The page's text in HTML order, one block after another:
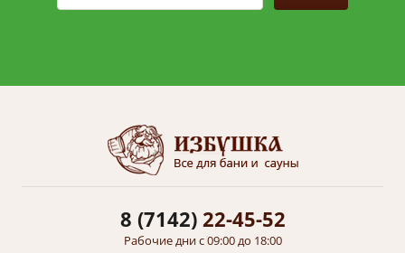
8 (7142)22-45-52
Рабочие дни с 09:00 до 18:00